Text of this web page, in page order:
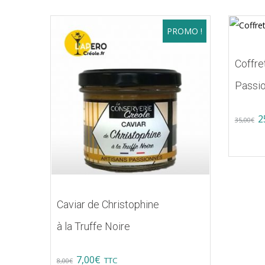
PROMO !
Caviar de Christophine
à la Truffe Noire
8,00€ Original
7,00€ Current
TTC
35,00€